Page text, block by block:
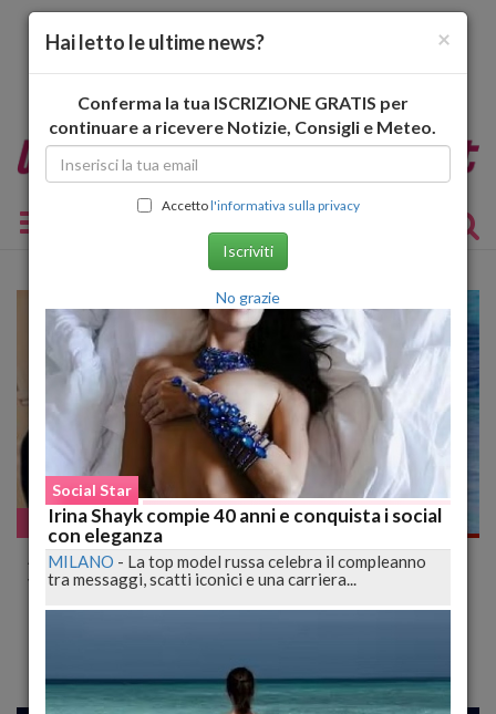
Toggle navigation
Paparazzate!
Ambra Angiolini e Francesco Renga,
Vacanze D'Amore Con i Nuovi Compagni -
FOTO
×
Hai letto le ultime news?
Conferma la tua ISCRIZIONE GRATIS per
continuare a ricevere Notizie, Consigli e Meteo.
Accettol'informativa sulla privacy
Iscriviti
No grazie
Social Star
Irina Shayk compie 40 anni e conquista i social
con eleganza
MILANO - La top model russa celebra il compleanno
tra messaggi, scatti iconici e una carriera...